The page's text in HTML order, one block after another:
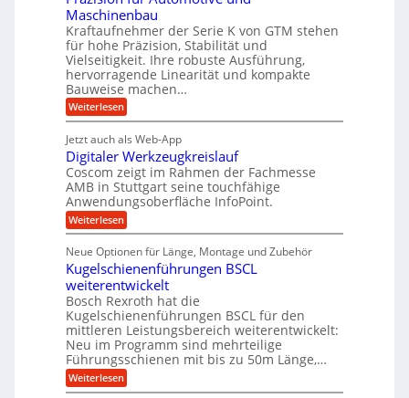
n
d
e
t
r
i
e
e
f
ü
r
r
a
u
e
U
m
g
e
b
u
n
n
d
A
u
f
r
a
g
s
e
i
n
g
n
g
o
s
e
,
w
e
n
g
e
r
S
t
e
l
l
e
n
n
e
t
z
t
e
S
t
e
u
e
r
u
g
f
ü
r
R
a
p
i
Maschinenbau
Kraftaufnehmer der Serie K von GTM stehen
für hohe Präzision, Stabilität und
Vielseitigkeit. Ihre robuste Ausführung,
hervorragende Linearität und kompakte
Bauweise machen…
Weiterlesen:
P
ä
z
i
s
i
o
n
f
r
A
u
t
o
m
o
t
i
v
e
Jetzt auch als Web-App
Digitaler Werkzeugkreislauf
Coscom zeigt im Rahmen der Fachmesse
AMB in Stuttgart seine touchfähige
Anwendungsoberfläche InfoPoint.
Weiterlesen:
D
g
i
t
a
l
e
r
W
e
r
k
Neue Optionen für Länge, Montage und Zubehör
Kugelschienenführungen BSCL
weiterentwickelt
Bosch Rexroth hat die
Kugelschienenführungen BSCL für den
mittleren Leistungsbereich weiterentwickelt:
Neu im Programm sind mehrteilige
Führungsschienen mit bis zu 50m Länge,…
Weiterlesen:
K